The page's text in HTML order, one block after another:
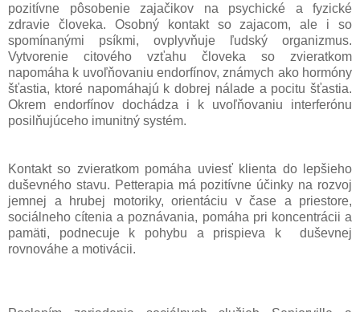
pozitívne pôsobenie zajačikov na psychické a fyzické
zdravie človeka. Osobný kontakt so zajacom, ale i so
spomínanými psíkmi, ovplyvňuje ľudský organizmus.
Vytvorenie citového vzťahu človeka so zvieratkom
napomáha k uvoľňovaniu endorfínov, známych ako hormóny
šťastia, ktoré napomáhajú k dobrej nálade a pocitu šťastia.
Okrem endorfínov dochádza i k uvoľňovaniu interferónu
posilňujúceho imunitný systém.
Kontakt so zvieratkom pomáha uviesť klienta do lepšieho
duševného stavu. Petterapia má pozitívne účinky na rozvoj
jemnej a hrubej motoriky, orientáciu v čase a priestore,
sociálneho cítenia a poznávania, pomáha pri koncentrácii a
pamäti, podnecuje k pohybu a prispieva k duševnej
rovnováhe a motivácii.